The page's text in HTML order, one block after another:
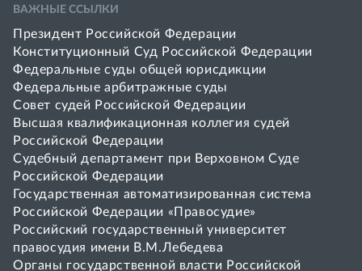
ВАЖНЫЕ ССЫЛКИ
Президент Российской Федерации
Конституционный Суд Российской Федерации
Федеральные суды общей юрисдикции
Федеральные арбитражные суды
Совет cудей Российской Федерации
Высшая квалификационная коллегия судей
Российской Федерации
Судебный департамент при Верховном Суде
Российской Федерации
Государственная автоматизированная система
Российской Федерации «Правосудие»
Pоссийский государственный университет
правосудия имени В.М.Лебедева
Органы государственной власти Российской